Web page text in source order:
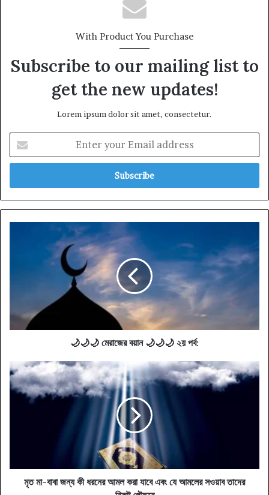
With Product You Purchase
Subscribe to our mailing list to
get the new updates!
Lorem ipsum dolor sit amet, consectetur.
your
Email
🌙
২য়
🌙🌙🌙 মেরাজের বয়ান 🌙🌙🌙 ২য় পর্ব:
মৃত
মা-
বাবা
যাবে
মৃত মা-বাবা জন্য কী ধরনের আমল করা যাবে এবং যে আমলের সওয়াব তাদের